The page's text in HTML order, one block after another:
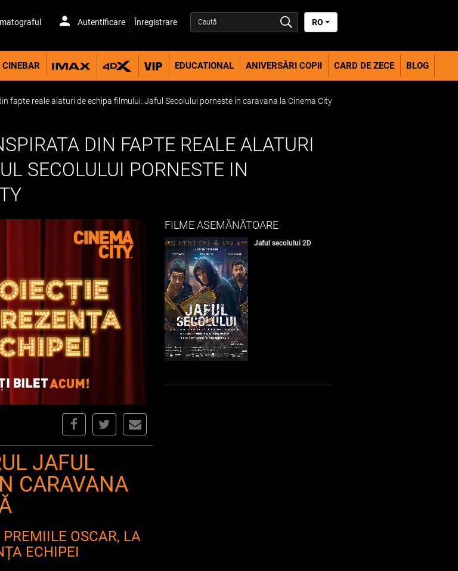
Autentificare Înregistrare RO
CINEBAR EDUCATIONAL ANIVERSĂRI COPII CARD DE ZECE BLOG
fapte reale alaturi de echipa filmului: Jaful Secolului porneste in caravana la Cinema City
DIN FAPTE REALE ALATURI
SECOLULUI PORNESTE IN
JAFUL
CARAVANA
OSCAR, LA
ECHIPEI
FILME ASEMĂNĂTOARE
Jaful secolului 2D